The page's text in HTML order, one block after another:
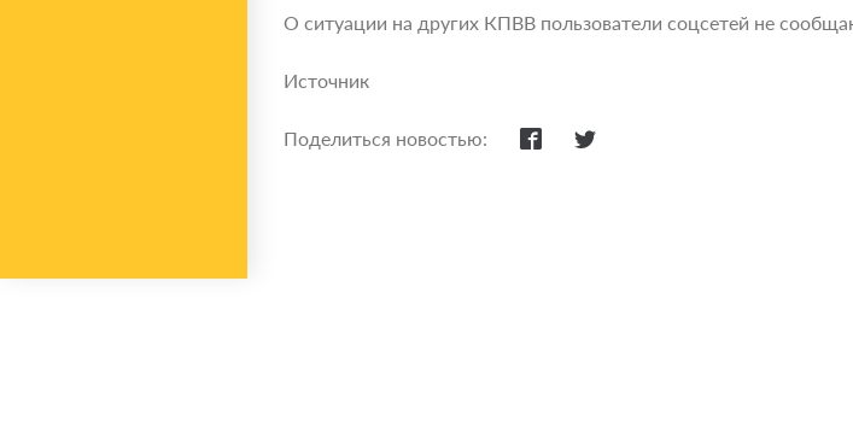
О ситуации на других КПВВ пользователи соцсетей не
Источник
Поделиться новостью: